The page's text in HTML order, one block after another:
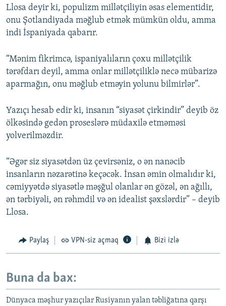
Llosa deyir ki, populizm millətçiliyin əsas elementidir,
onu Şotlandiyada məğlub etmək mümkün oldu, amma
indi İspaniyada qabarır.
“Mənim fikrimcə, ispaniyalıların çoxu millətçilik
tərəfdarı deyil, amma onlar millətçiliklə necə mübarizə
aparmağın, onu məğlub etməyin yolunu bilmirlər”.
Yazıçı hesab edir ki, insanın “siyasət çirkindir” deyib öz
ölkəsində gedən proseslərə müdaxilə etməməsi
yolverilməzdir.
“Əgər siz siyasətdən üz çevirsəniz, o ən nanəcib
insanların nəzarətinə keçəcək. İnsan əmin olmalıdır ki,
cəmiyyətdə siyasətlə məşğul olanlar ən gözəl, ən ağıllı,
ən tərbiyəli, ən rəhmdil və ən idealist şəxslərdir” – deyib
Llosa.
Paylaş VPN-siz açmaq Bizi izlə
Buna da bax:
Dünyaca məşhur yazıçılar Rusiyanın yalan təbliğatına qarşı